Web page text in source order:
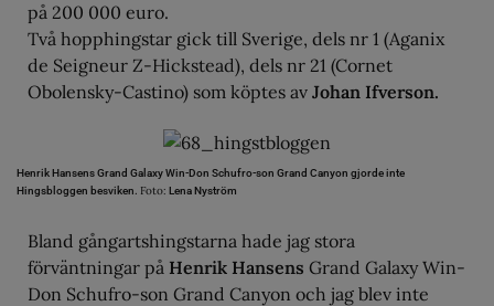
på 200 000 euro.
Två hopphingstar gick till Sverige, dels nr 1 (Aganix
de Seigneur Z-Hickstead), dels nr 21 (Cornet
Obolensky-Castino) som köptes av Johan Ifverson.
Henrik Hansens Grand Galaxy Win-Don Schufro-son Grand Canyon gjorde inte
Hingsbloggen besviken. Foto: Lena Nyström
Bland gångartshingstarna hade jag stora
förväntningar på Henrik Hansens Grand Galaxy Win-
Don Schufro-son Grand Canyon och jag blev inte